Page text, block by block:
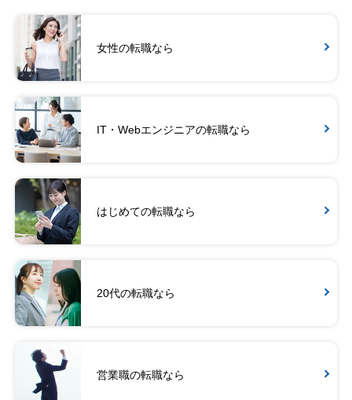
女性の転職なら
IT・Webエンジニアの転職なら
はじめての転職なら
20代の転職なら
営業職の転職なら